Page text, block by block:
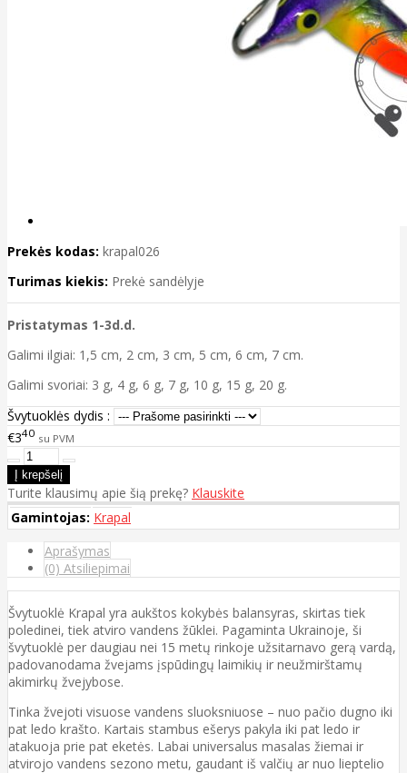
Prekės kodas: krapal026
Turimas kiekis: Prekė sandėlyje
Pristatymas 1-3d.d.
Galimi ilgiai: 1,5 cm, 2 cm, 3 cm, 5 cm, 6 cm, 7 cm.
Galimi svoriai: 3 g, 4 g, 6 g, 7 g, 10 g, 15 g, 20 g.
Švytuoklės dydis :
€340 su PVM
Turite klausimų apie šią prekę? Klauskite
Gamintojas: Krapal
Aprašymas
(0) Atsiliepimai
Švytuoklė Krapal yra aukštos kokybės balansyras, skirtas tiek
poledinei, tiek atviro vandens žūklei. Pagaminta Ukrainoje, ši
švytuoklė per daugiau nei 15 metų rinkoje užsitarnavo gerą vardą,
padovanodama žvejams įspūdingų laimikių ir neužmirštamų
akimirkų žvejybose.
Tinka žvejoti visuose vandens sluoksniuose – nuo pačio dugno iki
pat ledo krašto. Kartais stambus ešerys pakyla iki pat ledo ir
atakuoja prie pat eketės. Labai universalus masalas žiemai ir
atvirojo vandens sezono metu, gaudant iš valčių ar nuo lieptelio